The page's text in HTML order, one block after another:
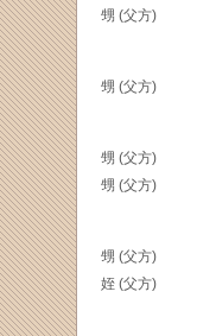
甥 (父方)
甥 (父方)
甥 (父方)
甥 (父方)
甥 (父方)
姪 (父方)